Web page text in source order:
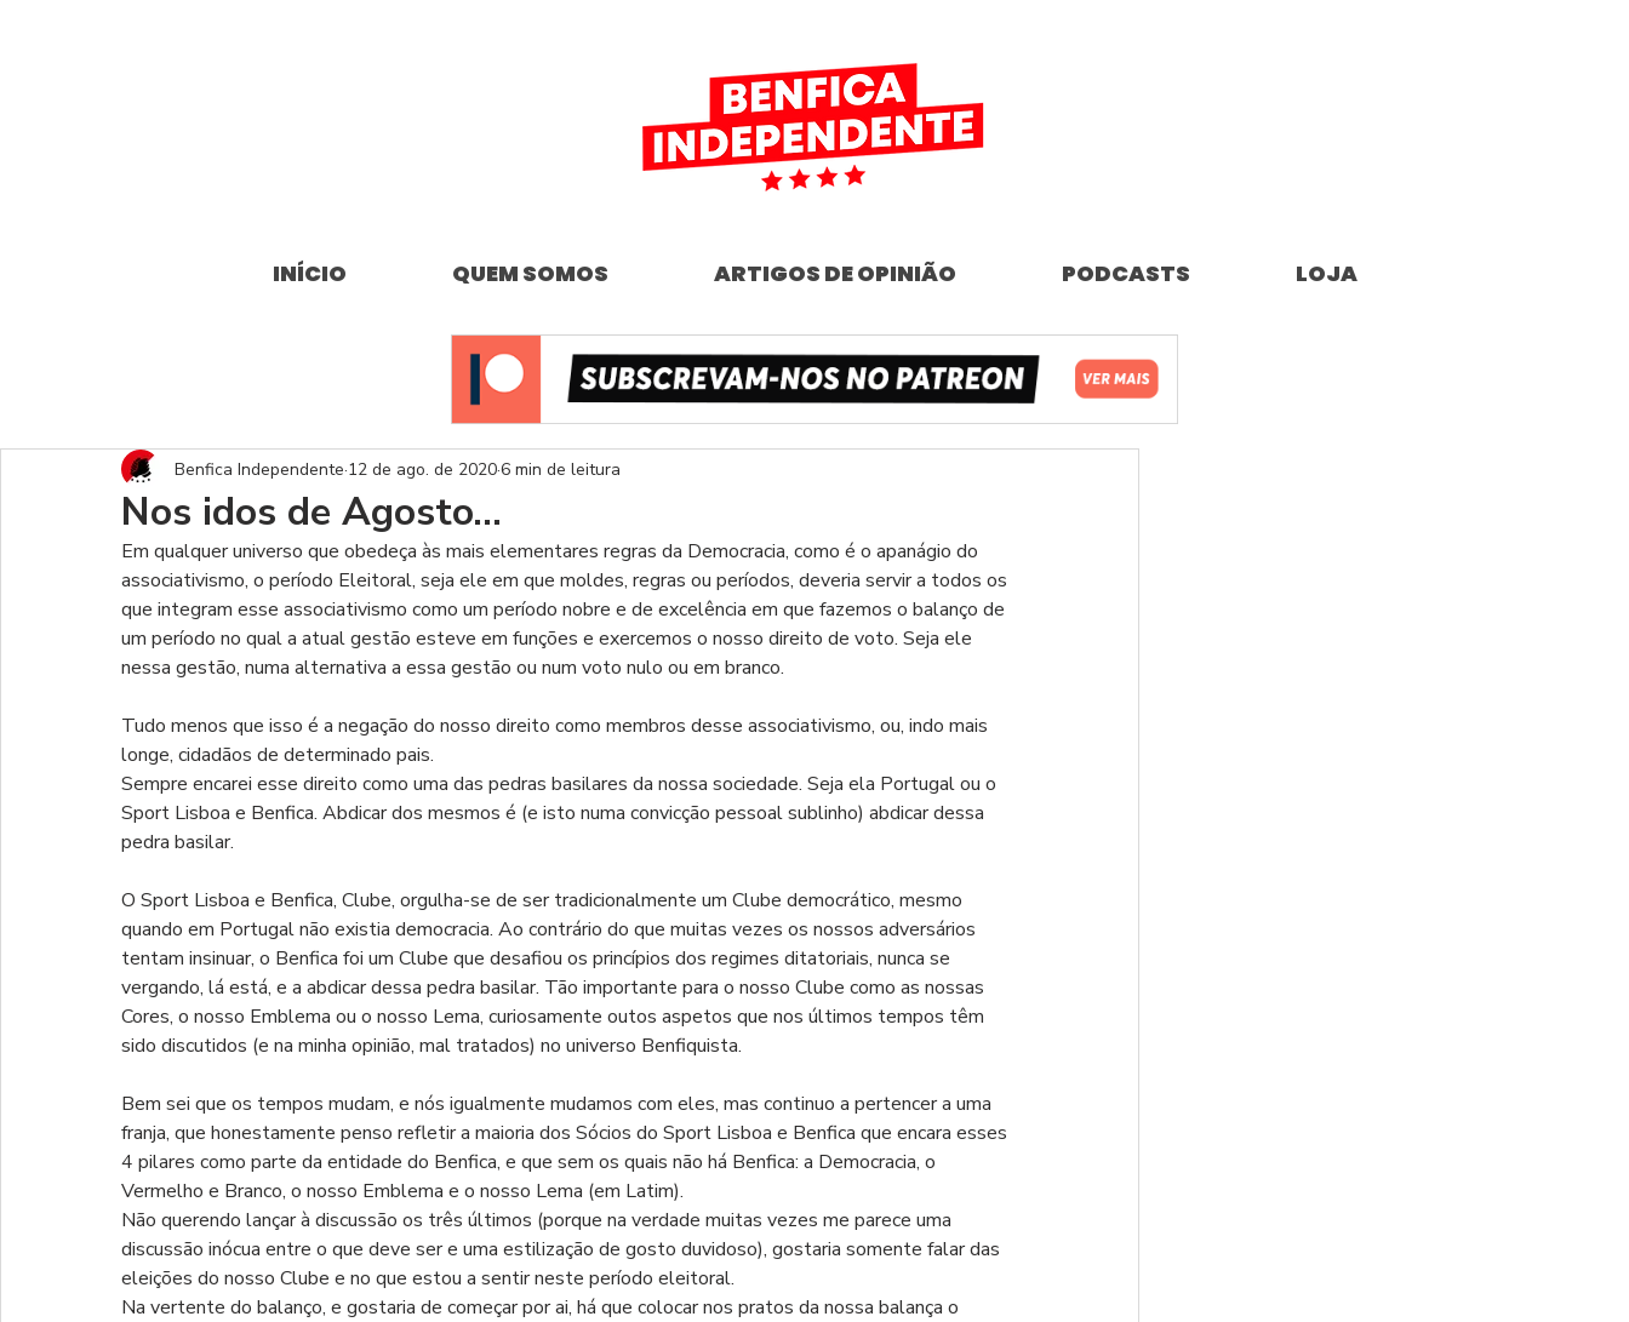
INÍCIO QUEM SOMOS ARTIGOS DE OPINIÃO PODCASTS LOJA
Nos idos de Agosto…
Benfica Independente 12 de ago. de 20206 min de leitura
Em qualquer universo que obedeça às mais elementares regras da Democracia, como é o apanágio do
associativismo, o período Eleitoral, seja ele em que moldes, regras ou períodos, deveria servir a todos os
que integram esse associativismo como um período nobre e de excelência em que fazemos o balanço de
um período no qual a atual gestão esteve em funções e exercemos o nosso direito de voto. Seja ele
nessa gestão, numa alternativa a essa gestão ou num voto nulo ou em branco.
Tudo menos que isso é a negação do nosso direito como membros desse associativismo, ou, indo mais
longe, cidadãos de determinado pais.
Sempre encarei esse direito como uma das pedras basilares da nossa sociedade. Seja ela Portugal ou o
Sport Lisboa e Benfica. Abdicar dos mesmos é (e isto numa convicção pessoal sublinho) abdicar dessa
pedra basilar.
O Sport Lisboa e Benfica, Clube, orgulha-se de ser tradicionalmente um Clube democrático, mesmo
quando em Portugal não existia democracia. Ao contrário do que muitas vezes os nossos adversários
tentam insinuar, o Benfica foi um Clube que desafiou os princípios dos regimes ditatoriais, nunca se
vergando, lá está, e a abdicar dessa pedra basilar. Tão importante para o nosso Clube como as nossas
Cores, o nosso Emblema ou o nosso Lema, curiosamente outos aspetos que nos últimos tempos têm
sido discutidos (e na minha opinião, mal tratados) no universo Benfiquista.
Bem sei que os tempos mudam, e nós igualmente mudamos com eles, mas continuo a pertencer a uma
franja, que honestamente penso refletir a maioria dos Sócios do Sport Lisboa e Benfica que encara esses
4 pilares como parte da entidade do Benfica, e que sem os quais não há Benfica: a Democracia, o
Vermelho e Branco, o nosso Emblema e o nosso Lema (em Latim).
Não querendo lançar à discussão os três últimos (porque na verdade muitas vezes me parece uma
discussão inócua entre o que deve ser e uma estilização de gosto duvidoso), gostaria somente falar das
eleições do nosso Clube e no que estou a sentir neste período eleitoral.
Na vertente do balanço, e gostaria de começar por ai, há que colocar nos pratos da nossa balança o